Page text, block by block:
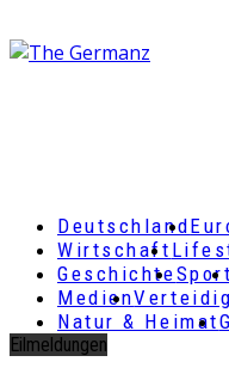
Deutschland
Wirtschaft
GeschichteSport
Medien
Natur & Heimat
Eilmeldungen